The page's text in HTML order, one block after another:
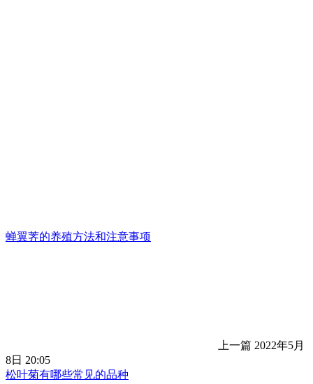
蝉翼荠的养殖方法和注意事项
上一篇 2022年5月
8日 20:05
松叶菊有哪些常见的品种